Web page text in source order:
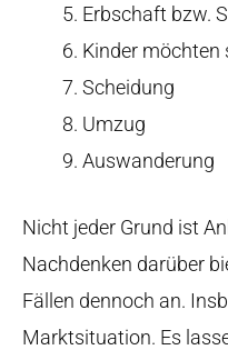
Erbschaft bzw.
Kinder
Scheidung
Umzug
Auswanderung
Nicht jeder Grund ist
Nachdenken darüber
Fällen dennoch an.
Marktsituation. Es